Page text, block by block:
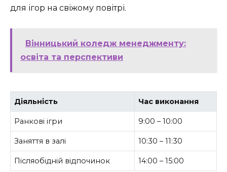
для ігор на свіжому повітрі.
Вінницький коледж менеджменту:
освіта та перспективи
Діяльність Час виконання
Ранкові ігри 9:00 – 10:00
Заняття в залі 10:30 – 11:30
Післяобідній відпочинок 14:00 – 15:00